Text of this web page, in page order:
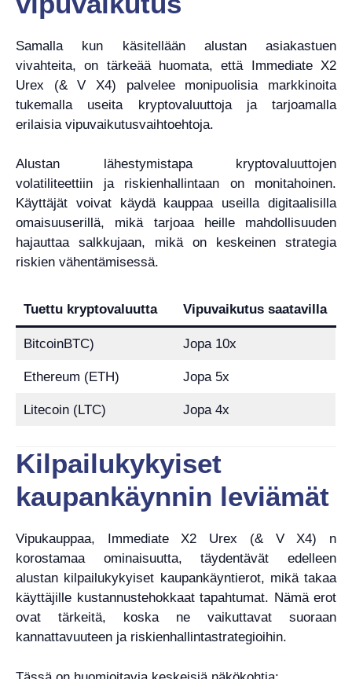
Samalla kun käsitellään alustan asiakastuen
vivahteita, on tärkeää huomata, että Immediate X2
Urex (& V X4) palvelee monipuolisia markkinoita
tukemalla useita kryptovaluuttoja ja tarjoamalla
erilaisia ​​vipuvaikutusvaihtoehtoja.
Alustan lähestymistapa kryptovaluuttojen
volatiliteettiin ja riskienhallintaan on monitahoinen.
Käyttäjät voivat käydä kauppaa useilla digitaalisilla
omaisuuserillä, mikä tarjoaa heille mahdollisuuden
hajauttaa salkkujaan, mikä on keskeinen strategia
riskien vähentämisessä.
Tuettu kryptovaluutta Vipuvaikutus saatavilla
BitcoinBTC) Jopa 10x
Ethereum (ETH) Jopa 5x
Litecoin (LTC) Jopa 4x
Kilpailukykyiset
kaupankäynnin leviämät
Vipukauppaa, Immediate X2 Urex (& V X4) n
korostamaa ominaisuutta, täydentävät edelleen
alustan kilpailukykyiset kaupankäyntierot, mikä takaa
käyttäjille kustannustehokkaat tapahtumat. Nämä erot
ovat tärkeitä, koska ne vaikuttavat suoraan
kannattavuuteen ja riskienhallintastrategioihin.